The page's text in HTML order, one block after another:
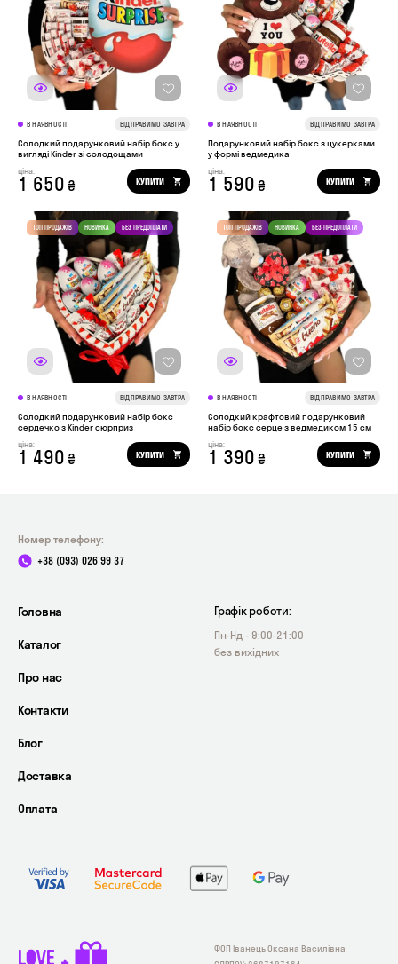
В НАЯВНОСТІ ВІДПРАВИМО ЗАВТРА
Солодкий подарунковий набір бокс у
вигляді Kinder зі солодощами
ціна:
1 650 ₴ КУПИТИ
В НАЯВНОСТІ ВІДПРАВИМО ЗАВТРА
Подарунковий набір бокс з цукерками
у формі ведмедика
ціна:
1 590 ₴ КУПИТИ
В НАЯВНОСТІ ВІДПРАВИМО ЗАВТРА
Солодкий подарунковий набір бокс
сердечко з Kinder сюрприз
ціна:
1 490 ₴ КУПИТИ
В НАЯВНОСТІ ВІДПРАВИМО ЗАВТРА
Солодкий крафтовий подарунковий
набір бокс серце з ведмедиком 15 см
ціна:
1 390 ₴ КУПИТИ
Номер телефону:
+38 (093) 026 99 37
Головна
Каталог
Про нас
Контакти
Блог
Доставка
Оплата
Графік роботи:
Пн-Нд - 9:00-21:00
без вихідних
ФОП Іванець Оксана Василівна